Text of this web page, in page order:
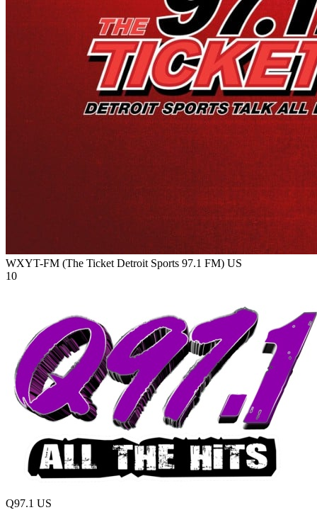
WXYT-FM (The Ticket Detroit Sports 97.1 FM) US
10
Q97.1 US